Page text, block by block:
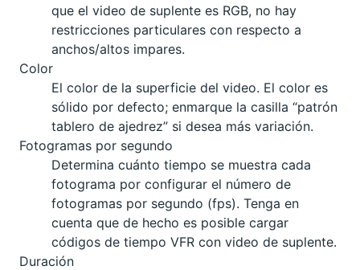
que el video de suplente es RGB, no hay
restricciones particulares con respecto a
anchos/altos impares.
Color
El color de la superficie del video. El color es
sólido por defecto; enmarque la casilla “patrón
tablero de ajedrez” si desea más variación.
Fotogramas por segundo
Determina cuánto tiempo se muestra cada
fotograma por configurar el número de
fotogramas por segundo (fps). Tenga en
cuenta que de hecho es posible cargar
códigos de tiempo VFR con video de suplente.
Duración